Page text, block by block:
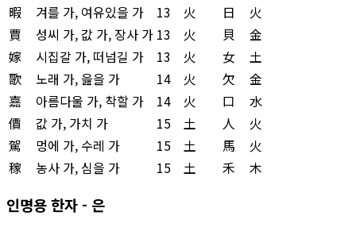
暇
겨를 가, 여유있을 가 13 火 日
火
賈
성씨 가, 값 가, 장사 가 13 火 貝
金
嫁
시집갈 가, 떠넘길 가 13 火 女
土
歌
노래 가, 읊을 가 14 火 欠
金
嘉
아름다울 가, 착할 가 14 火 口
水
價
값 가, 가치 가 15 土 人
火
駕
멍에 가, 수레 가 15 土 馬
火
稼
농사 가, 심을 가 15 土 禾 木
인명용 한자 - 은